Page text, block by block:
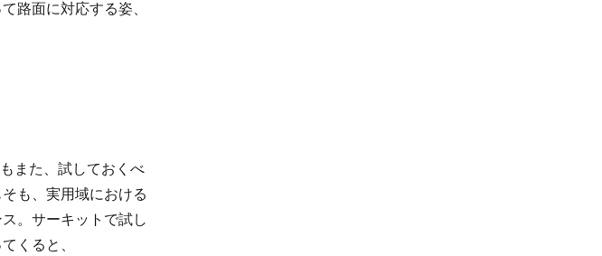
路面に対応する姿、
また、試しておくべ
も、実用域における
。サーキットで試し
くると、